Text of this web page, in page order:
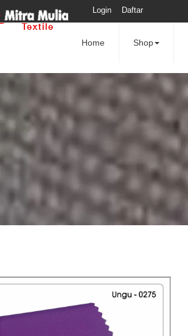
Login Daftar
Home Shop